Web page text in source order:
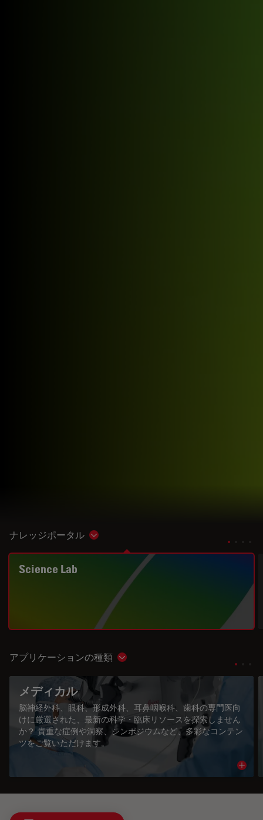
ナレッジポータル Show subnavigation
Science Lab
アプリケーションの種類 Show subnavigation
メディカル
脳神経外科、眼科、形成外科、耳鼻咽喉科、歯科の専門医向
けに厳選された、最新の科学・臨床リソースを探索しません
か？ 貴重な症例や洞察、シンポジウムなど、多彩なコンテン
ツをご覧いただけます。